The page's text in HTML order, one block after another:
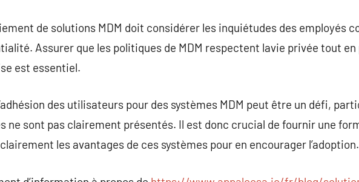
de solutions MDM doit considérer les inquiétudes des employés
Assurer que les politiques de MDM respectent lavie privée tout
est essentiel.
des utilisateurs pour des systèmes MDM peut être un défi,
ne sont pas clairement présentés. Il est donc crucial de fournir une
les avantages de ces systèmes pour en encourager l’adoption.